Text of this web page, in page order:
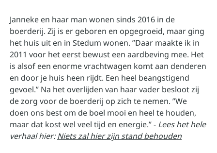
Janneke en haar man wonen sinds 2016 in de
boerderij. Zij is er geboren en opgegroeid, maar ging
het huis uit en in Stedum wonen. ”Daar maakte ik in
2011 voor het eerst bewust een aardbeving mee. Het
is alsof een enorme vrachtwagen komt aan denderen
en door je huis heen rijdt. Een heel beangstigend
gevoel.” Na het overlijden van haar vader besloot zij
de zorg voor de boerderij op zich te nemen. ”We
doen ons best om de boel mooi en heel te houden,
maar dat kost wel veel tijd en energie.” - Lees het hele
verhaal hier:Niets zal hier zijn stand behouden